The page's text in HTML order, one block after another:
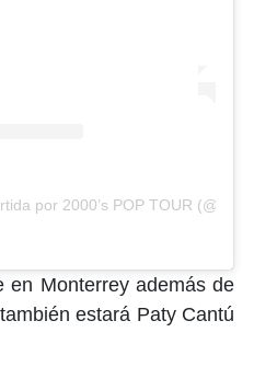
por 2000’s POP TOUR
en Monterrey además de
estará Paty Cantú